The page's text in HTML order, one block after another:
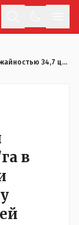
Хлеб с самой высокой урожайностью 34,7 ц/га в Костанайской области вырастило в этом году федоровское КХ Бугрей
в